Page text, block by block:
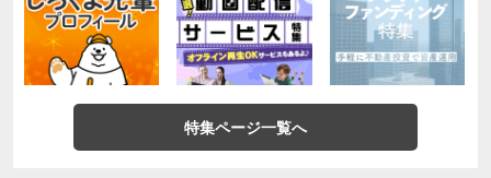
特集ページ一覧へ